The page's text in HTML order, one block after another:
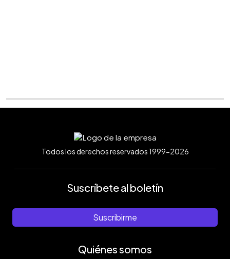
Todos los derechos reservados 1999-2026
Suscríbete al boletín
Suscribirme
Quiénes somos